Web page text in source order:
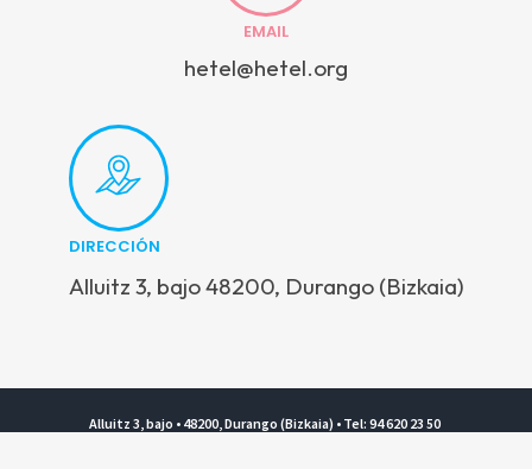
EMAIL
hetel@hetel.org
DIRECCIÓN
Alluitz 3, bajo 48200, Durango (Bizkaia)
Alluitz 3, bajo • 48200, Durango (Bizkaia) • Tel: 94 620 23 50